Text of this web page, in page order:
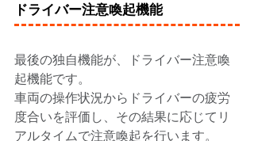
ドライバー注意喚起機能
最後の独自機能が、ドライバー注意喚
起機能です。
車両の操作状況からドライバーの疲労
度合いを評価し、その結果に応じてリ
アルタイムで注意喚起を行います。